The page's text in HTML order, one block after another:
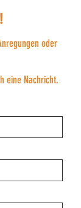
oder
eine Nachricht.